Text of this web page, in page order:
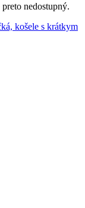
nedostupný.
košele s krátkym